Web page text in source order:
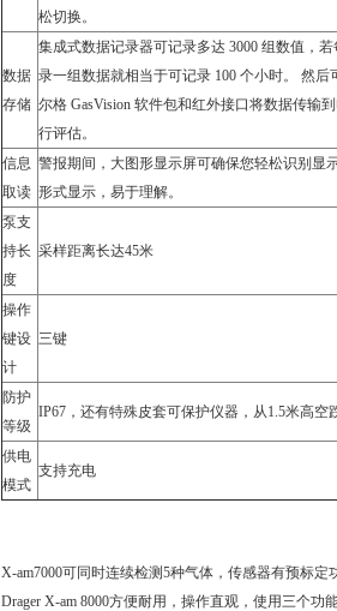
松切换。
数据
存储
集成式数据记录器可记录多达 3000 组数值，
录一组数据就相当于可记录 100 个小时。 然后
尔格 GasVision 软件包和红外接口将数据传输
行评估。
信息
取读
警报期间，大图形显示屏可确保您轻松识别显
形式显示，易于理解。
泵支
持长
度
采样距离长达45米
操作
键设
计
三键
防护
等级
IP67，还有特殊皮套可保护仪器，从1.5米高空
供电
模式
支持充电
X-am7000可同时连续检测5种气体，传感器有预标定
Drager X-am 8000方便耐用，操作直观，使用三个